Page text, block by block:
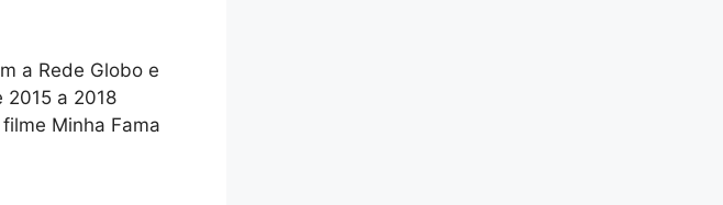
a Rede Globo e
2015 a 2018
Minha Fama